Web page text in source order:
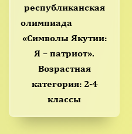
республиканская
олимпиада
«Символы Якутии:
Я – патриот».
Возрастная
категория: 2-4
классы